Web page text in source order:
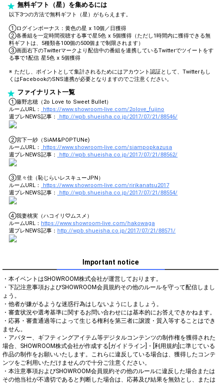
無料ギフト（星）を集めるには
以下3つの方法で無料ギフト（星）がもらえます。
①ログインボーナス：黄色の星 x 10個／日獲得
②各番組を一定時間視聴する事で星5色 x 5個獲得（ただし1時間内に獲得できる無
料ギフトは、5種類各100個の500個まで制限されます）
③画面右下のTwitterマークより配信中の番組を連携しているTwitterでツイートをす
る事で1配信 星5色 x 5個獲得
※ ただし、ポイントとして集計されるためにはアカウント認証として、Twitterもし
くはFacebookのSNS連携が必要となりますのでご注意ください。
ファイナリスト一覧
①藤野志穂（2o Love to Sweet Bullet）
ルームURL：
https://www.showroom-live.com/2olove_fujino
週プレNEWS記事：
http://wpb.shueisha.co.jp/2017/07/21/88546/
②宮下一紗（SiAM&POPTUNe)
ルームURL：
https://www.showroom-live.com/siampopkazusa
週プレNEWS記事：
http://wpb.shueisha.co.jp/2017/07/21/88562/
③里々佳（恥じらいレスキューJPN）
ルームURL：
https://www.showroom-live.com/ririkanatsu2017
週プレNEWS記事：
http://wpb.shueisha.co.jp/2017/07/21/88554/
④我妻桃実（ハコイリ♡ムスメ）
ルームURL： https://www.showroom-live.com/hakowaga
週プレNEWS記事： http://wpb.shueisha.co.jp/2017/07/21/88571/
Important notice
・本イベントはSHOWROOM株式会社が運営しております。
・下記注意事項およびSHOWROOM会員規約その他のルールを守って配信しまし
ょう。
・他者が嫌がるような迷惑行為はしないようにしましょう。
・審査状況や選考基準に関するお問い合わせには基本的にお答えできかねます。
・応募・審査通過等によって生じる権利を第三者に譲渡・質入等することはでき
ません。
・アバター、ギフティングアイテム等デジタルコンテンツの制作権を獲得された
場合、SHOWROOM株式会社が作成する[ガイドライン]・[利用規約]に準じている
作品の制作をお願いいたします。これらに違反している場合は、獲得したコンテ
ンツをご利用いただけませんので十分ご注意ください。
・本注意事項およびSHOWROOM会員規約その他のルールに違反した場合または
その他当社が不適切であると判断した場合は、応募及び結果を無効とし、または